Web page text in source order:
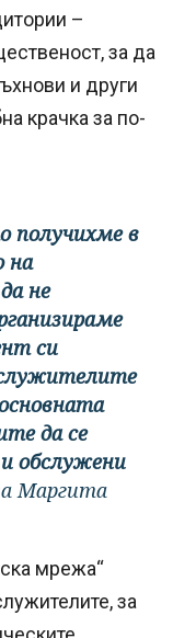
–
за да
и други
крачка за по-
получихме в
на
не
си
да се
обслужени
Маргита
мрежа“
за